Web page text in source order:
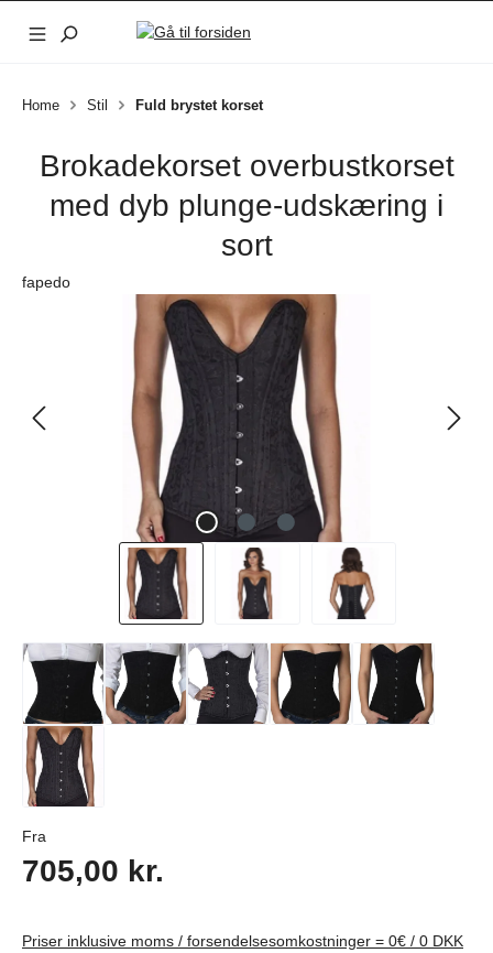
Gå til hovedindhold
Home Stil Fuld brystet korset
Brokadekorset overbustkorset
med dyb plunge-udskæring i
sort
fapedo
Spring over billedgalleri
Fra
705,00 kr.
Priser inklusive moms / forsendelsesomkostninger = 0€ / 0 DKK